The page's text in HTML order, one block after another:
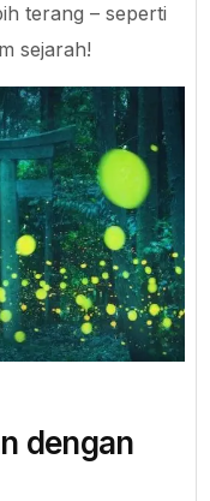
terang – seperti
sejarah!
dengan